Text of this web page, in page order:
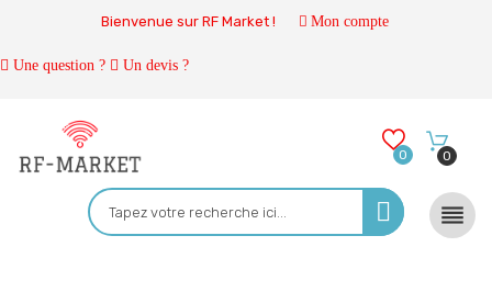
Bienvenue sur RF Market ! Mon compte
Une question ? Un devis ?
0 0
